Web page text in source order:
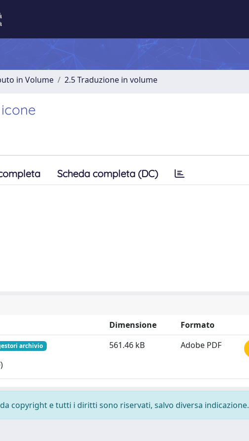
in Volume 2.5 Traduzione in volume
Scheda completa (DC)
Dimensione
Formato
archivio 561.46 kB Adobe PDF
copyright e tutti i diritti sono riservati, salvo diversa indicazione.